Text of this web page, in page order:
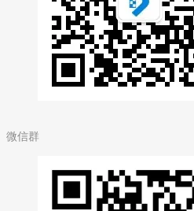
微信群